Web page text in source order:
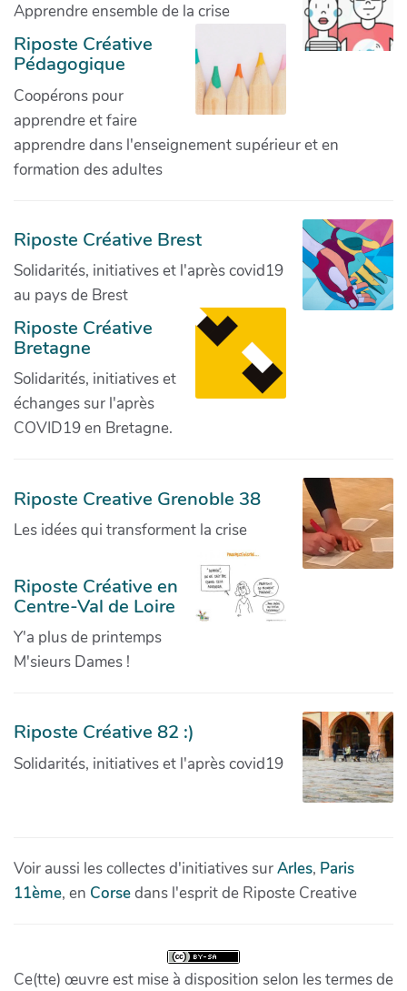
Apprendre ensemble de la crise
Riposte Créative
Pédagogique
Coopérons pour
apprendre et faire
apprendre dans l'enseignement supérieur et en
formation des adultes
Riposte Créative Brest
Solidarités, initiatives et l'après covid19
au pays de Brest
Riposte Créative
Bretagne
Solidarités, initiatives et
échanges sur l'après
COVID19 en Bretagne.
Riposte Creative Grenoble 38
Les idées qui transforment la crise
Riposte Créative en
Centre-Val de Loire
Y'a plus de printemps
M'sieurs Dames !
Riposte Créative 82 :)
Solidarités, initiatives et l'après covid19
Voir aussi les collectes d'initiatives surArles, Paris
11ème, en Corsedans l'esprit de Riposte Creative
Ce(tte) œuvre est mise à disposition selon les termes de